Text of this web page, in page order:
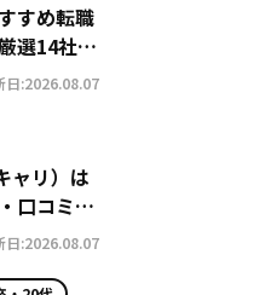
すめ転職
選14社｜
サービス
日:2026.08.07
ャリ）は
口コミを
日:2026.08.07